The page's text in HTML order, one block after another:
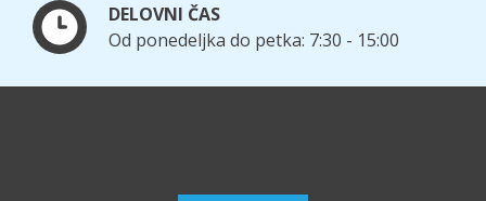
DELOVNI ČAS
Od ponedeljka do petka: 7:30 - 15:00